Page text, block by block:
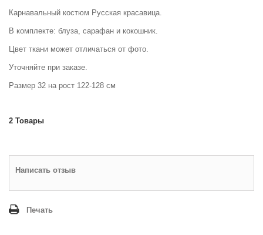
Карнавальный костюм Русская красавица.
В комплекте: блуза, сарафан и кокошник.
Цвет ткани может отличаться от фото.
Уточняйте при заказе.
Размер 32 на рост 122-128 см
2 Товары
Написать отзыв
Печать